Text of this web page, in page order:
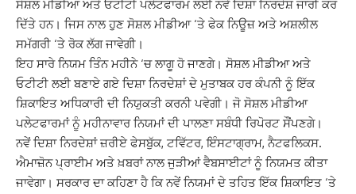
ਸੋਸ਼ਲ ਮੀਡੀਆ ਅਤੇ ਓਟੀਟੀ ਪਲੇਟਫਾਰਮ ਲਈ ਨਵੇਂ ਦਿਸ਼ਾ ਨਿਰਦੇਸ਼ ਜਾਰੀ ਕਰ
ਦਿੱਤੇ ਹਨ। ਜਿਸ ਨਾਲ ਹੁਣ ਸੋਸ਼ਲ ਮੀਡੀਆ ‘ਤੇ ਫੇਕ ਨਿਊਜ਼ ਅਤੇ ਅਸ਼ਲੀਲ
ਸਮੱਗਰੀ ‘ਤੇ ਰੋਕ ਲੱਗ ਜਾਵੇਗੀ।
ਇਹ ਸਾਰੇ ਨਿਯਮ ਤਿੰਨ ਮਹੀਨੇ ‘ਚ ਲਾਗੂ ਹੋ ਜਾਣਗੇ। ਸੋਸ਼ਲ ਮੀਡੀਆ ਅਤੇ
ਓਟੀਟੀ ਲਈ ਬਣਾਏ ਗਏ ਦਿਸ਼ਾ ਨਿਰਦੇਸ਼ਾਂ ਦੇ ਮੁਤਾਬਕ ਹਰ ਕੰਪਨੀ ਨੂੰ ਇੱਕ
ਸ਼ਿਕਾਇਤ ਅਧਿਕਾਰੀ ਦੀ ਨਿਯੁਕਤੀ ਕਰਨੀ ਪਵੇਗੀ। ਜੋ ਸੋਸ਼ਲ ਮੀਡੀਆ
ਪਲੇਟਫਾਰਮਾਂ ਨੂੰ ਮਹੀਨਾਵਾਰ ਨਿਯਮਾਂ ਦੀ ਪਾਲਣਾ ਸਬੰਧੀ ਰਿਪੋਰਟ ਸੌਂਪਣਗੇ।
ਨਵੇਂ ਦਿਸ਼ਾ ਨਿਰਦੇਸ਼ਾਂ ਜ਼ਰੀਏ ਫੇਸਬੁੱਕ, ਟਵਿੱਟਰ, ਇੰਸਟਾਗ੍ਰਾਮ, ਨੈਟਫਲਿਕਸ.
ਐਮਾਜ਼ੋਨ ਪ੍ਰਾਈਮ ਅਤੇ ਖ਼ਬਰਾਂ ਨਾਲ ਜੁੜੀਆਂ ਵੈਬਸਾਈਟਾਂ ਨੂੰ ਨਿਯਮਤ ਕੀਤਾ
ਜਾਵੇਗਾ। ਸਰਕਾਰ ਦਾ ਕਹਿਣਾ ਹੈ ਕਿ ਨਵੇਂ ਨਿਯਮਾਂ ਦੇ ਤਹਿਤ ਇੱਕ ਸ਼ਿਕਾਇਤ ‘ਤੇ